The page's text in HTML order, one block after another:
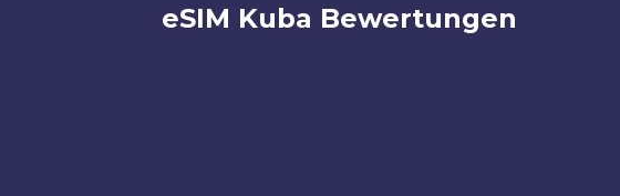
eSIM Kuba Bewertungen